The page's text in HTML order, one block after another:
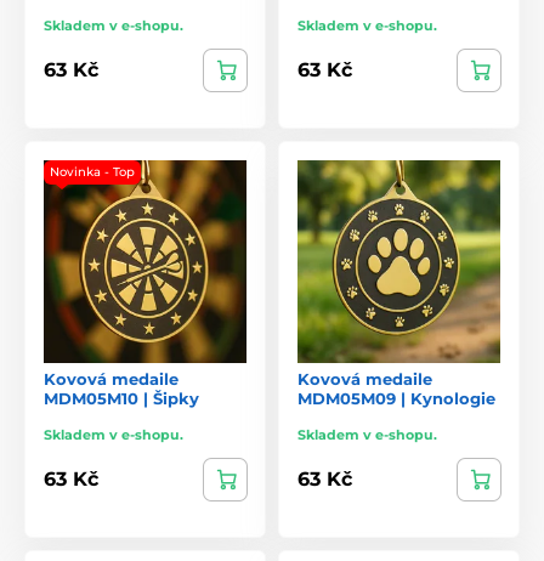
Skladem v e-shopu.
63 Kč
Skladem v e-shopu.
63 Kč
Novinka - Top
Kovová medaile
MDM05M10 | Šipky
Skladem v e-shopu.
63 Kč
Kovová medaile
MDM05M09 | Kynologie
Skladem v e-shopu.
63 Kč